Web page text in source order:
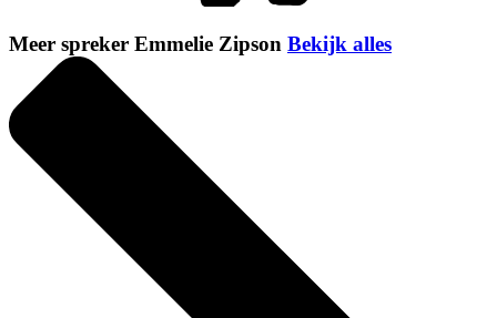
Meer spreker Emmelie Zipson Bekijk alles